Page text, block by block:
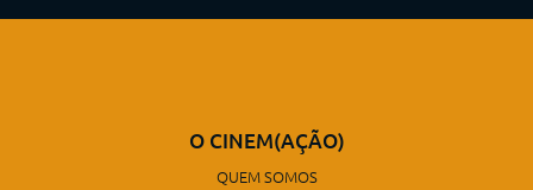
O CINEM(AÇÃO)
QUEM SOMOS